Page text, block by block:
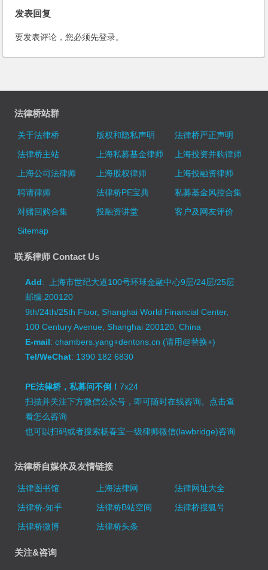
发表回复
要发表评论，您必须先登录。
法律桥站群
关于法律桥 版权和隐私声明
法律桥严正声明
法律桥主站
上海私募基金律师
上海投资并购律师
上海公司法律师
上海股权律师
上海投融资律师
聘请律师
法律桥PE宝典
私募基金风控合集
对赌回购合集
投融资讲堂
客户及网友评价
Sitemap
联系律师 Contact Us
Add: 上海市世纪大道100号环球金融中心9层/24层/25层
邮编:200120
9th/24th/25th Floor, Shanghai World Financial Center,
100 Century Avenue, Shanghai 200120, China
E-mail: chambers.yang+dentons.cn (请用@替换+)
Tel/WeChat: 1390 182 6830
PE法律桥，私募问不倒！7x24
扫描并关注下方微信公众号，即可随时在线咨询。 点击查
看怎么咨询
也可以扫码或者搜索杨春宝一级律师微信(lawbridge)咨询
法律桥自媒体及友情链接
法律图书馆 上海法律网
法律网址大全
法律桥-知乎
法律桥B站空间
法律桥搜狐号
法律桥微博
法律桥头条
关注&咨询